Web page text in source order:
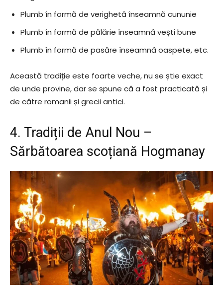
Plumb în formă de verighetă înseamnă cununie
Plumb în formă de pălărie înseamnă vești bune
Plumb în formă de pasăre înseamnă oaspete, etc.
Această tradiție este foarte veche, nu se știe exact
de unde provine, dar se spune că a fost practicată și
de către romanii și grecii antici.
4. Tradiții de Anul Nou –
Sărbătoarea scoțiană Hogmanay